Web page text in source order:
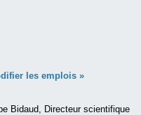
les emplois »
Bidaud, Directeur scientifique